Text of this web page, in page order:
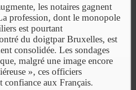
les notaires gagnent
profession, dont le monopole
est pourtant
du doigtpar Bruxelles, est
consolidée. Les sondages
malgré une image encore
», ces officiers
confiance aux Français.